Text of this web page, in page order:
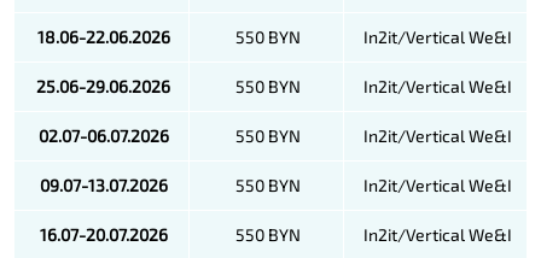
18.06-22.06.2026 550 BYN In2it/Vertical We&I
25.06-29.06.2026 550 BYN In2it/Vertical We&I
02.07-06.07.2026 550 BYN In2it/Vertical We&I
09.07-13.07.2026 550 BYN In2it/Vertical We&I
16.07-20.07.2026 550 BYN In2it/Vertical We&I